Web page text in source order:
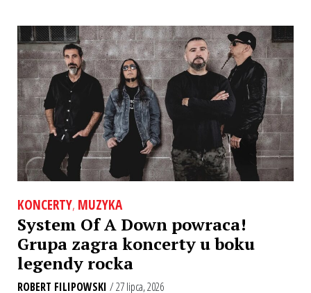
KONCERTY, MUZYKA
System Of A Down powraca!
Grupa zagra koncerty u boku
legendy rocka
ROBERT FILIPOWSKI / 27 lipca, 2026